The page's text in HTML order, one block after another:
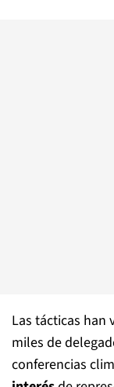
Las tácticas han
miles de
conferencias